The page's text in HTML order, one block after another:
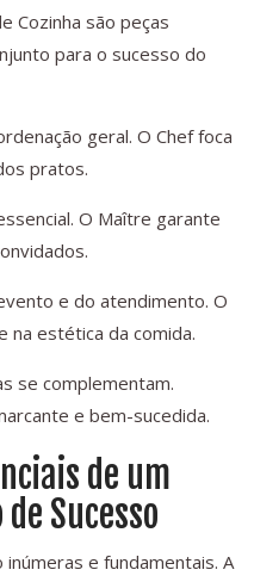
Cozinha são peças
para o sucesso do
geral. O Chef foca
pratos.
O Maître garante
e do atendimento. O
na estética da comida.
se complementam.
e bem-sucedida.
de um
Sucesso
e fundamentais. A